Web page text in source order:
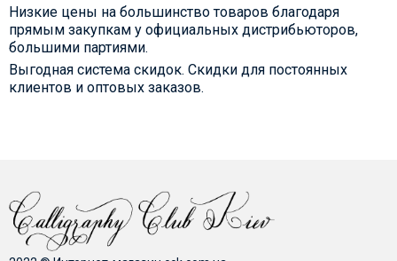
Низкие цены на большинство товаров благодаря
прямым закупкам у официальных дистрибьюторов,
большими партиями.
Выгодная система скидок. Скидки для постоянных
клиентов и оптовых заказов.